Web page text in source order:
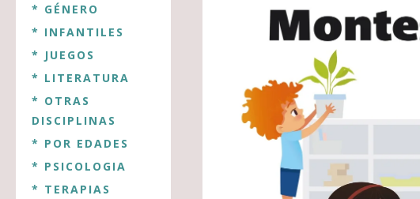
* GÉNERO
* INFANTILES
* JUEGOS
* LITERATURA
* OTRAS
DISCIPLINAS
* POR EDADES
* PSICOLOGIA
* TERAPIAS